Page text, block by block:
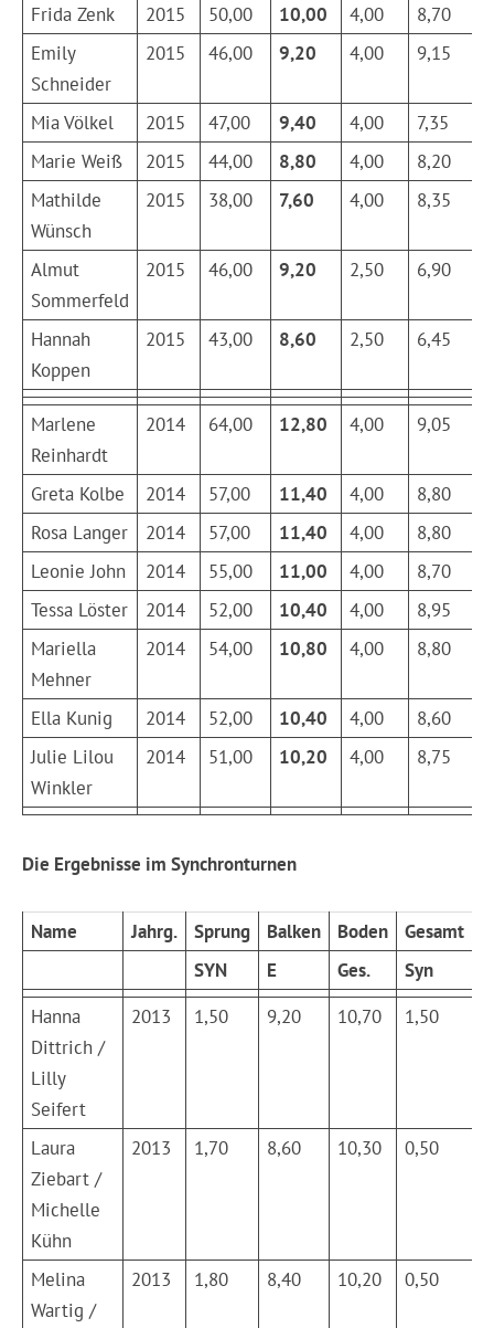
Frida Zenk 2015 50,00 10,00 4,00 8,70
Emily
Schneider
2015 46,00 9,20 4,00 9,15
Mia Völkel 2015 47,00 9,40 4,00 7,35
Marie Weiß
2015 44,00 8,80 4,00 8,20
Mathilde
Wünsch
2015 38,00 7,60 4,00 8,35
Almut
Sommerfeld
2015 46,00 9,20 2,50 6,90
Hannah
Koppen
2015 43,00 8,60 2,50 6,45
Marlene
Reinhardt
2014 64,00 12,80 4,00 9,05
Greta Kolbe 2014 57,00 11,40 4,00 8,80
Rosa Langer
2014 57,00 11,40 4,00 8,80
Leonie John
2014 55,00 11,00 4,00 8,70
Tessa Löster
2014 52,00 10,40 4,00 8,95
Mariella
Mehner
2014 54,00 10,80 4,00 8,80
Ella Kunig 2014 52,00 10,40 4,00 8,60
Julie Lilou
Winkler
2014 51,00 10,20 4,00 8,75
Die Ergebnisse im Synchronturnen
Name Jahrg. Sprung Balken Boden Gesamt
SYN
E Ges. Syn
Hanna
Dittrich /
Lilly
Seifert
2013 1,50 9,20 10,70 1,50
Laura
Ziebart /
Michelle
Kühn
2013 1,70 8,60 10,30 0,50
Melina
Wartig /
2013 1,80 8,40 10,20 0,50